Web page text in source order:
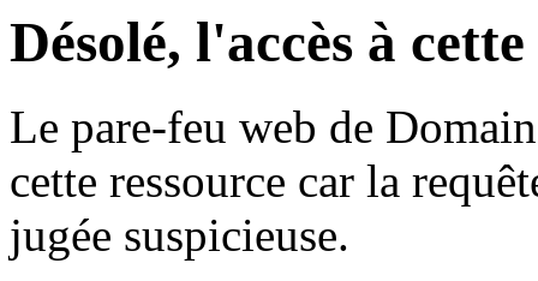
Désolé, l'accès à
Le pare-feu web de
cette ressource car la
jugée suspicieuse.